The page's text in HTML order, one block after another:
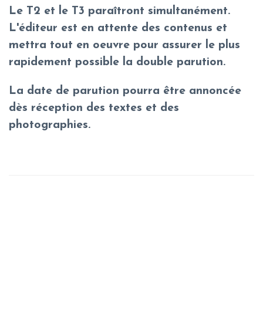
Le T2 et le T3 paraîtront simultanément.
L'éditeur est en attente des contenus et
mettra tout en oeuvre pour assurer le plus
rapidement possible la double parution.
La date de parution pourra être annoncée
dès réception des textes et des
photographies.